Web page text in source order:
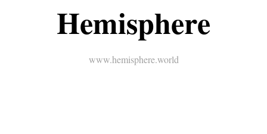
Hemisphere
www.hemisphere.world